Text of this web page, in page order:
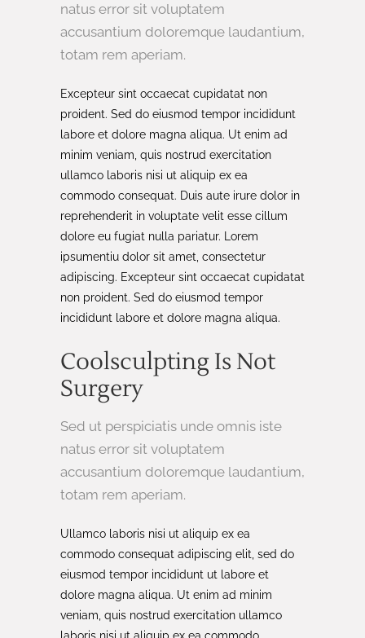
natus error sit voluptatem
accusantium doloremque laudantium,
totam rem aperiam.
Excepteur sint occaecat cupidatat non
proident. Sed do eiusmod tempor incididunt
labore et dolore magna aliqua. Ut enim ad
minim veniam, quis nostrud exercitation
ullamco laboris nisi ut aliquip ex ea
commodo consequat. Duis aute irure dolor in
reprehenderit in voluptate velit esse cillum
dolore eu fugiat nulla pariatur. Lorem
ipsumentiu dolor sit amet, consectetur
adipiscing. Excepteur sint occaecat cupidatat
non proident. Sed do eiusmod tempor
incididunt labore et dolore magna aliqua.
Coolsculpting Is Not
Surgery
Sed ut perspiciatis unde omnis iste
natus error sit voluptatem
accusantium doloremque laudantium,
totam rem aperiam.
Ullamco laboris nisi ut aliquip ex ea
commodo consequat adipiscing elit, sed do
eiusmod tempor incididunt ut labore et
dolore magna aliqua. Ut enim ad minim
veniam, quis nostrud exercitation ullamco